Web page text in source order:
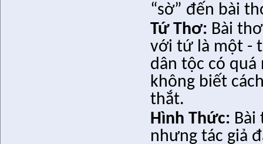
“sờ” đến bài
Tứ Thơ: Bài
với tứ là một -
dân tộc có quá
không biết
thắt.
Hình Thức: Bài
nhưng tác giả